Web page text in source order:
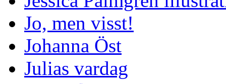
Jo, men visst!
Johanna Öst
Julias vardag